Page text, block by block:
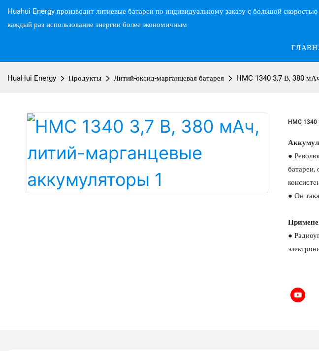
Huahui Energy производит литиевые батареи по индивидуальному заказу с большой
каждый раз использование энергии более экономичным
HuaHui Energy Продукты Литий-оксид-марганцевая батарея HMC 1340 3,7 В, 380
HMC 1340
●
батареи,
● Он
●